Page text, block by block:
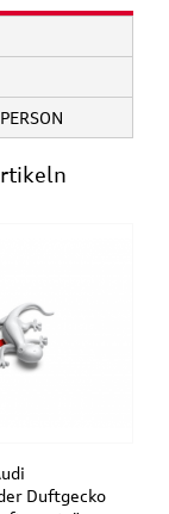
Duftgecko